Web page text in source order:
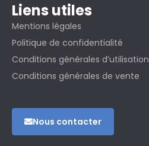
Liens utiles
Mentions légales
Politique de confidentialité
Conditions générales d’utilisation
Conditions générales de vente
Nous contacter